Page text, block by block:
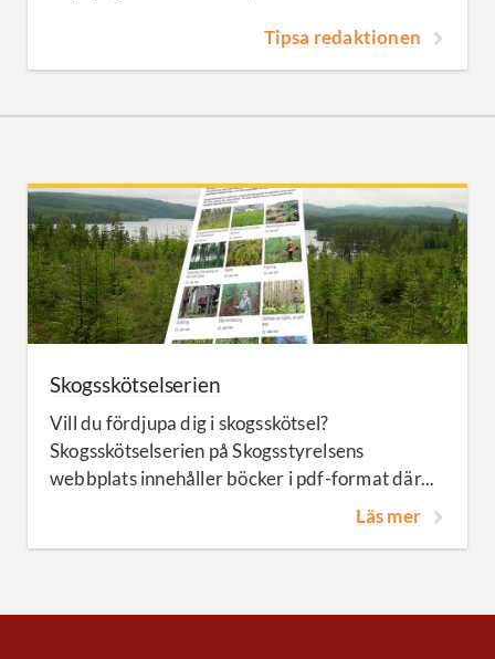
Tipsa redaktionen
Skogsskötselserien
Vill du fördjupa dig i skogsskötsel?
Skogsskötselserien på Skogsstyrelsens
webbplats innehåller böcker i pdf-format där...
Läs mer